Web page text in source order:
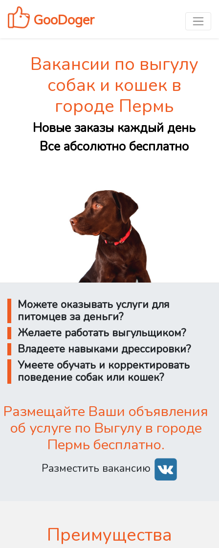
GooDoger
Вакансии по выгулу
собак и кошек в
городе Пермь
Новые заказы каждый день
Все абсолютно бесплатно
Можете оказывать услуги для
питомцев за деньги?
Желаете работать выгульщиком?
Владеете навыками дрессировки?
Умеете обучать и корректировать
поведение собак или кошек?
Размещайте Ваши объявления
об услуге по Выгулу в городе
Пермь бесплатно.
Разместить вакансию
Преимущества